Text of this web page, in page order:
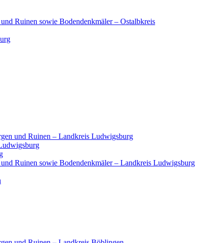
Ruinen sowie Bodendenkmäler – Ostalbkreis
und Ruinen – Landkreis Ludwigsburg
Ruinen sowie Bodendenkmäler – Landkreis Ludwigsburg